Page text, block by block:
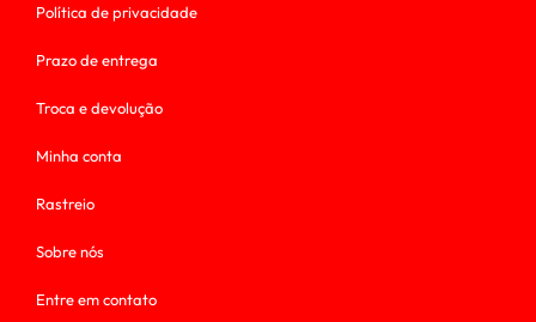
Política de privacidade
Prazo de entrega
Troca e devolução
Minha conta
Rastreio
Sobre nós
Entre em contato